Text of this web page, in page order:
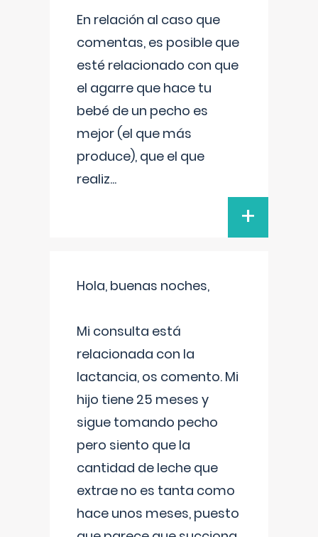
En relación al caso que
comentas, es posible que
esté relacionado con que
el agarre que hace tu
bebé de un pecho es
mejor (el que más
produce), que el que
realiz...
+
Hola, buenas noches,
Mi consulta está
relacionada con la
lactancia, os comento. Mi
hijo tiene 25 meses y
sigue tomando pecho
pero siento que la
cantidad de leche que
extrae no es tanta como
hace unos meses, puesto